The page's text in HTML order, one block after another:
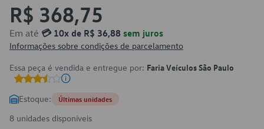
R$ 368,75
Em até 💳 10x de R$ 36,88 sem juros
Informações sobre condições de parcelamento
Essa peça é vendida e entregue por: Faria Veículos São Paulo
Estoque: Últimas unidades
8 unidades disponíveis